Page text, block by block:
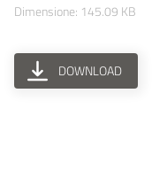
Dimensione: 145.09 KB
DOWNLOAD